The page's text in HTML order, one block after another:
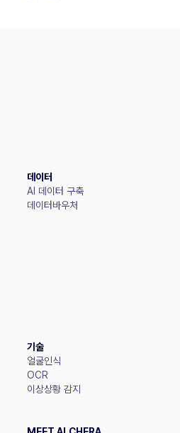
데이터
AI 데이터 구축
데이터바우처
기술
얼굴인식
OCR
이상상황 감지